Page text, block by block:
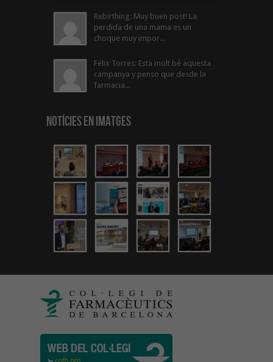
Rebirthing: Muy buen post! La
perdida de una mama es un
choque muy impor...
Felix Torres: Esta molt bé aquesta
campanya y penso que desde la
farmacia...
Notícies en Imatges